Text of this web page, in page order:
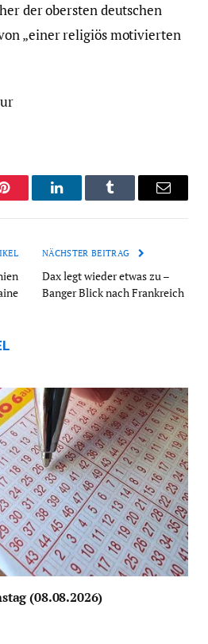
der obersten deutschen
„einer religiös motivierten
Pinterest LinkedInTumblr Email
NÄCHSTER BEITRAG
Dax legt wieder etwas zu –
Banger Blick nach Frankreich
(08.08.2026)